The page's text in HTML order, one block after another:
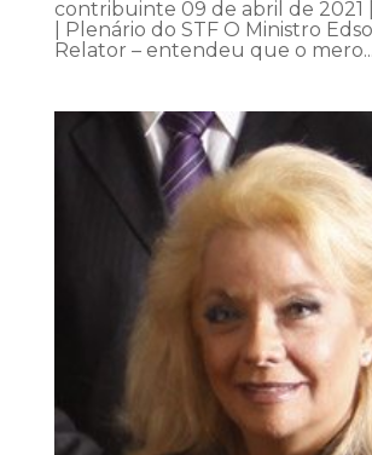
contribuinte 09 de abril de 2021
| Plenário do STF O Ministro
Relator – entendeu que o mero...